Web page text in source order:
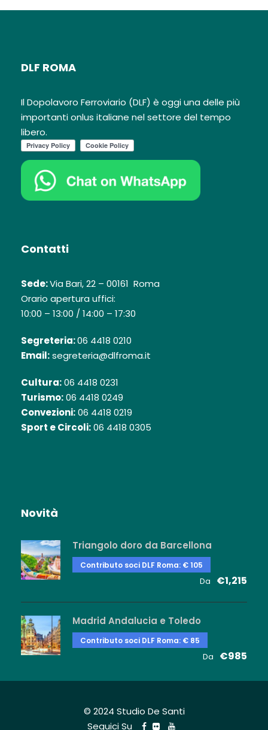
DLF ROMA
Il Dopolavoro Ferroviario (DLF) è oggi una delle più
importanti onlus italiane nel settore del tempo
libero.
Contatti
Sede:Via Bari, 22 – 00161 Roma
Orario apertura uffici:
10:00 – 13:00 / 14:00 – 17:30
Segreteria:06 4418 0210
Email:segreteria@dlfroma.it
Cultura:06 4418 0231
Turismo:06 4418 0249
Convezioni:06 4418 0219
Sport e Circoli:06 4418 0305
Novità
Triangolo doro da Barcellona
Contributo soci DLF Roma: € 105
Da €1,215
Madrid Andalucia e Toledo
Contributo soci DLF Roma: € 85
Da €985
© 2024 Studio De Santi
Seguici Su